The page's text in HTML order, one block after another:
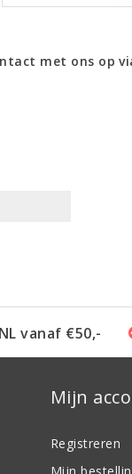
met ons op
vanaf €50,-
Mijn
Registreren